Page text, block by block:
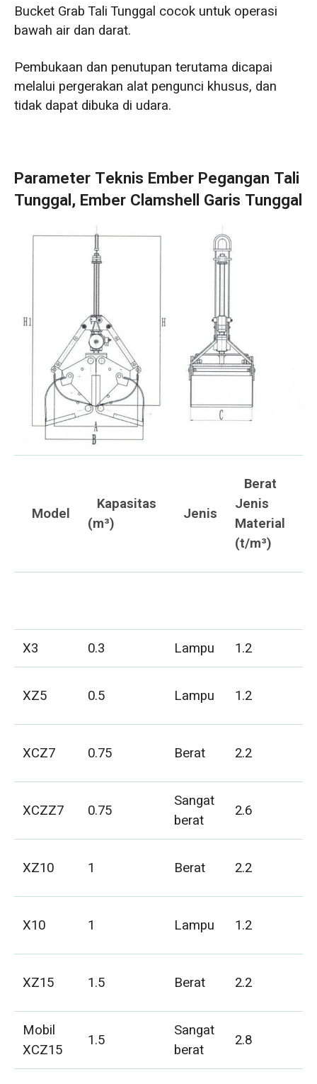
Bucket Grab Tali Tunggal cocok untuk operasi
bawah air dan darat.
Pembukaan dan penutupan terutama dicapai
melalui pergerakan alat pengunci khusus, dan
tidak dapat dibuka di udara.
Parameter Teknis Ember Pegangan Tali
Tunggal, Ember Clamshell Garis Tunggal
Model
Kapasitas
(m³)
Jenis
Berat
Jenis
Material
(t/m³)
X3 0.3 Lampu 1.2
XZ5 0.5 Lampu 1.2
XCZ7 0.75 Berat 2.2
XCZZ7 0.75
Sangat
berat
2.6
XZ10 1 Berat 2.2
X10 1 Lampu 1.2
XZ15 1.5 Berat 2.2
Mobil
XCZ15
1.5
Sangat
berat
2.8